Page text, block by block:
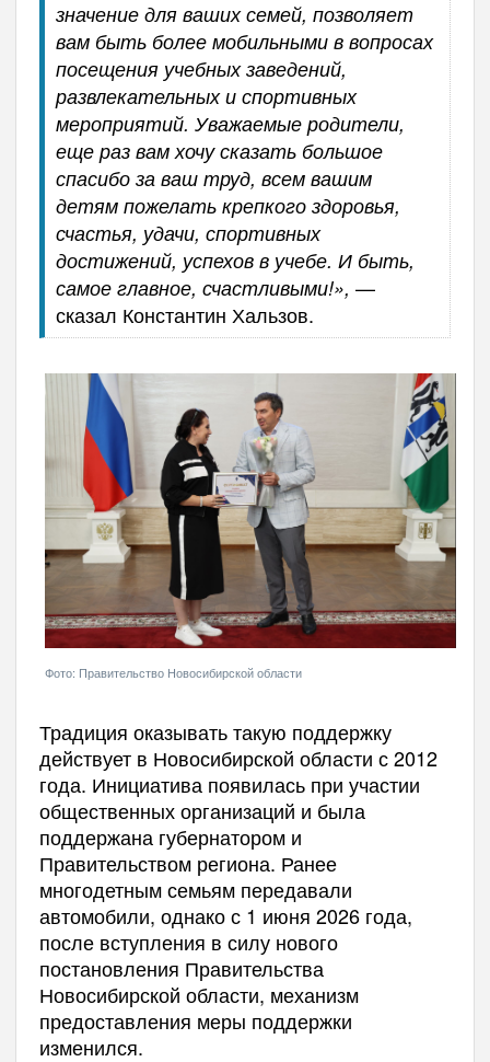
значение для ваших семей, позволяет
вам быть более мобильными в вопросах
посещения учебных заведений,
развлекательных и спортивных
мероприятий. Уважаемые родители,
еще раз вам хочу сказать большое
спасибо за ваш труд, всем вашим
детям пожелать крепкого здоровья,
счастья, удачи, спортивных
достижений, успехов в учебе. И быть,
самое главное, счастливыми!», —
сказал Константин Хальзов.
Фото: Правительство Новосибирской области
Традиция оказывать такую поддержку
действует в Новосибирской области с 2012
года. Инициатива появилась при участии
общественных организаций и была
поддержана губернатором и
Правительством региона. Ранее
многодетным семьям передавали
автомобили, однако с 1 июня 2026 года,
после вступления в силу нового
постановления Правительства
Новосибирской области, механизм
предоставления меры поддержки
изменился.